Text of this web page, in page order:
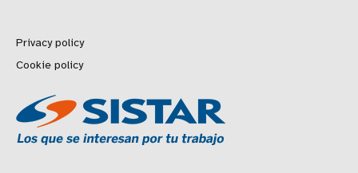
Privacy policy
Cookie policy